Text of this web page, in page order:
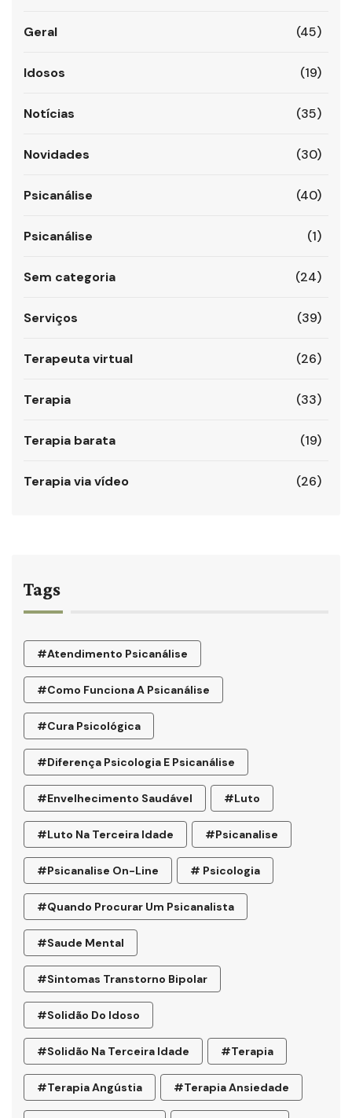
Geral (45)
Idosos (19)
Notícias (35)
Novidades (30)
Psicanálise (40)
Psicanálise (1)
Sem categoria (24)
Serviços (39)
Terapeuta virtual (26)
Terapia (33)
Terapia barata (19)
Terapia via vídeo (26)
Tags
#atendimento Psicanálise
#como Funciona A Psicanálise
#cura Psicológica
#diferença Psicologia E Psicanálise
#envelhecimento Saudável #luto
#luto Na Terceira Idade #psicanalise
#psicanalise On-Line # Psicologia
#quando Procurar Um Psicanalista
#saude Mental
#sintomas Transtorno Bipolar
#solidão Do Idoso
#Solidão Na Terceira Idade #terapia
#terapia Angústia #terapia Ansiedade